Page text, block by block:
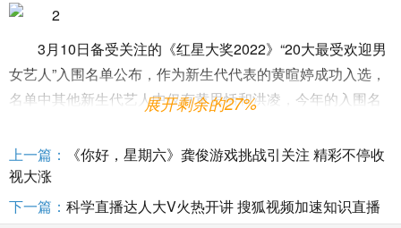
3月10日备受关注的《红星大奖2022》“20大最受欢迎男
女艺人”入围名单公布，作为新生代代表的黄暄婷成功入选，
名单中其他新生代艺人中仅有黄思恬和洪凌，今年的入围名
新剧《寄生》题材抢眼 黄暄婷体会到独生女的快乐
上演一段三角恋。《寄生》围绕着一对兄弟展开，哥哥需要
展开剩余的27%
上一篇：
《你好，星期六》龚俊游戏挑战引关注 精彩不停收
视大涨
下一篇： 科学直播达人大V火热开讲 搜狐视频加速知识直播